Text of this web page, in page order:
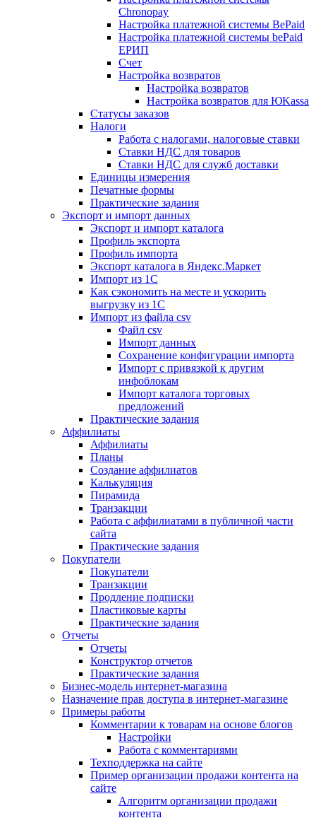
Chronopay
Настройка платежной системы BePaid
Настройка платежной системы bePaid
ЕРИП
Счет
Настройка возвратов
Настройка возвратов
Настройка возвратов для ЮKassa
Статусы заказов
Налоги
Работа с налогами, налоговые ставки
Ставки НДС для товаров
Ставки НДС для служб доставки
Единицы измерения
Печатные формы
Практические задания
Экспорт и импорт данных
Экспорт и импорт каталога
Профиль экспорта
Профиль импорта
Экспорт каталога в Яндекс.Маркет
Импорт из 1С
Как сэкономить на месте и ускорить
выгрузку из 1С
Импорт из файла csv
Файл csv
Импорт данных
Сохранение конфигурации импорта
Импорт с привязкой к другим
инфоблокам
Импорт каталога торговых
предложений
Практические задания
Аффилиаты
Аффилиаты
Планы
Создание аффилиатов
Калькуляция
Пирамида
Транзакции
Работа с аффилиатами в публичной части
сайта
Практические задания
Покупатели
Покупатели
Транзакции
Продление подписки
Пластиковые карты
Практические задания
Отчеты
Отчеты
Конструктор отчетов
Практические задания
Бизнес-модель интернет-магазина
Назначение прав доступа в интернет-магазине
Примеры работы
Комментарии к товарам на основе блогов
Настройки
Работа с комментариями
Техподдержка на сайте
Пример организации продажи контента на
сайте
Алгоритм организации продажи
контента